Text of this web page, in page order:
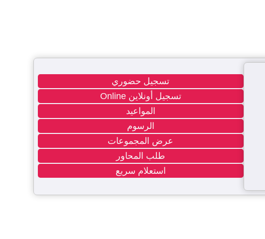
تسجيل حضوري
تسجيل أونلاين Online
المواعيد
الرسوم
عرض المجموعات
طلب المحاور
استعلام سريع